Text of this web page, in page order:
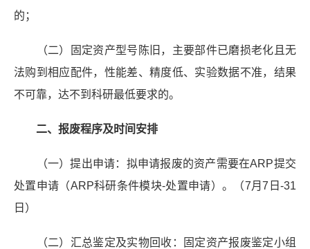
的；
（二）固定资产型号陈旧，主要部件已磨损老化且无
法购到相应配件，性能差、精度低、实验数据不准，结果
不可靠，达不到科研最低要求的。
二、报废程序及时间安排
（一）提出申请：拟申请报废的资产需要在ARP提交
处置申请（ARP科研条件模块-处置申请）。（7月7日-31
日）
（二）汇总鉴定及实物回收：固定资产报废鉴定小组